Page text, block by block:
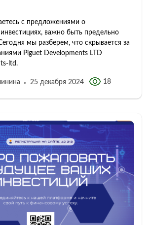
с предложениями о
важно быть предельно
мы разберем, что скрывается за
Piguet Developments LTD
ltd.
25 декабря 2024 18